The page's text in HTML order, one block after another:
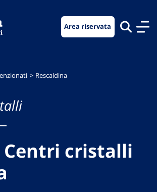
Area riservata
Rescaldina
Centri cristalli